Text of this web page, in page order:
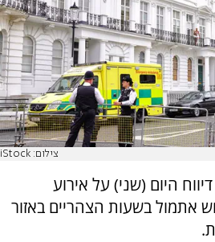
צילום: iStock
היום (שני) על אירוע
אתמול בשעות הצהריים באזור